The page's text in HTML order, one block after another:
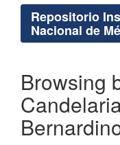
Repositorio
Nacional de
Browsing